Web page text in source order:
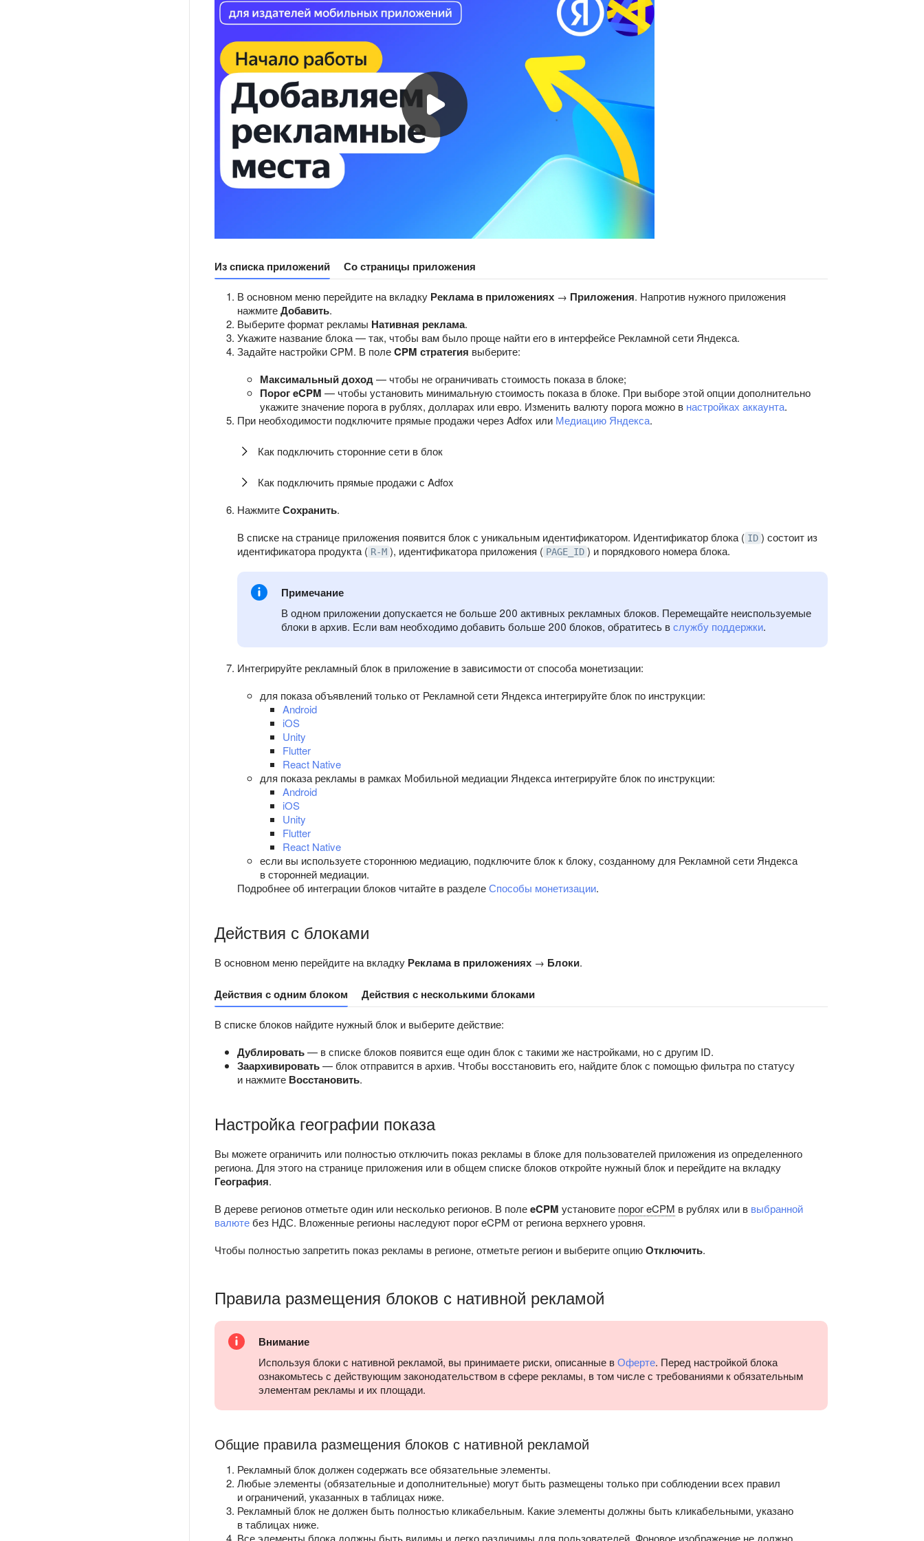
Из списка приложений Со страницы приложения
В основном меню перейдите на вкладку Реклама в приложениях → Приложения. Напротив нужного приложения
нажмитеДобавить.
Выберите формат рекламы Нативная реклама.
Укажите название блока — так, чтобы вам было проще найти его в интерфейсе Рекламной сети Яндекса.
Задайте настройки CPM. В полеCPM стратегия выберите:
Максимальный доход— чтобы не ограничивать стоимость показа в блоке;
Порог eCPM — чтобы установить минимальную стоимость показа в блоке. При выборе этой опции дополнительно
укажите значение порога в рублях, долларах или евро. Изменить валюту порога можно в настройках аккаунта.
При необходимости подключите прямые продажи через Adfox или Медиацию Яндекса.
Как подключить сторонние сети в блок
Как подключить прямые продажи с Adfox
НажмитеСохранить.
В списке на странице приложения появится блок с уникальным идентификатором. Идентификатор блока ( ID ) состоит из
идентификатора продукта ( R-M ), идентификатора приложения ( PAGE_ID ) и порядкового номера блока.
Примечание
В одном приложении допускается не больше 200 активных рекламных блоков. Перемещайте неиспользуемые
блоки в архив. Если вам необходимо добавить больше 200 блоков, обратитесь вслужбу поддержки.
Интегрируйте рекламный блок в приложение в зависимости от способа монетизации:
для показа объявлений только от Рекламной сети Яндекса интегрируйте блок по инструкции:
Android
iOS
Unity
Flutter
React Native
для показа рекламы в рамках Мобильной медиации Яндекса интегрируйте блок по инструкции:
Android
iOS
Unity
Flutter
React Native
если вы используете стороннюю медиацию, подключите блок к блоку, созданному для Рекламной сети Яндекса
в сторонней медиации.
Подробнее об интеграции блоков читайте в разделеСпособы монетизации.
Действия с блоками
В основном меню перейдите на вкладку Реклама в приложениях → Блоки.
Действия с одним блоком Действия с несколькими блоками
В списке блоков найдите нужный блок и выберите действие:
Дублировать— в списке блоков появится еще один блок с такими же настройками, но с другим ID.
Заархивировать— блок отправится в архив. Чтобы восстановить его, найдите блок с помощью фильтра по статусу
и нажмите Восстановить.
Настройка географии показа
Вы можете ограничить или полностью отключить показ рекламы в блоке для пользователей приложения из определенного
региона. Для этого на странице приложения или в общем списке блоков откройте нужный блок и перейдите на вкладку
География.
В дереве регионов отметьте один или несколько регионов. В полеeCPM установите порог eCPM в рублях или в выбранной
валютебез НДС. Вложенные регионы наследуют порог eCPM от региона верхнего уровня.
Чтобы полностью запретить показ рекламы в регионе, отметьте регион и выберите опциюОтключить.
Правила размещения блоков с нативной рекламой
Внимание
Используя блоки с нативной рекламой, вы принимаете риски, описанные вОферте. Перед настройкой блока
ознакомьтесь с действующим законодательством в сфере рекламы, в том числе с требованиями к обязательным
элементам рекламы и их площади.
Общие правила размещения блоков с нативной рекламой
Рекламный блок должен содержать все обязательные элементы.
Любые элементы (обязательные и дополнительные) могут быть размещены только при соблюдении всех правил
и ограничений, указанных в таблицах ниже.
Рекламный блок не должен быть полностью кликабельным. Какие элементы должны быть кликабельными, указано
в таблицах ниже.
Все элементы блока должны быть видимы и легко различимы для пользователей. Фоновое изображение не должно